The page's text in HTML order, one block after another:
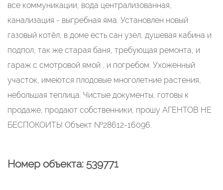
все коммуникации, вода централизованная,
канализация - выгребная яма. Установлен новый
газовый котёл, в доме есть сан узел, душевая кабина и
подпол, так же старая баня, требующая ремонта, и
гараж с смотровой ямой , и погребом. Ухоженный
участок, имеются плодовые многолетние растения,
небольшая теплица. Чистые документы, готовы к
продаже, продают собственники, прошу АГЕНТОВ НЕ
БЕСПОКОИТЬ! Объект №28612-16096.
Номер объекта: 539771